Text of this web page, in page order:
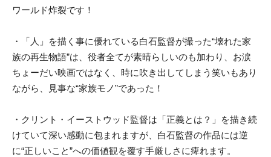
ワールド炸裂です！
・「人」を描く事に優れている白石監督が撮った“壊れた家
族の再生物語”は、役者全てが素晴らしいのも加わり、お涙
ちょーだい映画ではなく、時に吹き出してしまう笑いもあり
ながら、見事な“家族モノ”であった！
・クリント・イーストウッド監督は「正義とは？」を描き続
けていて深い感動に包まれますが、白石監督の作品には逆
に“正しいこと”への価値観を覆す手厳しさに痺れます。